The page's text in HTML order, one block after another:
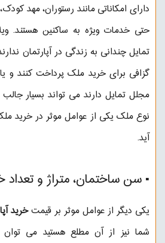
دارای امکاناتی مانند رستوران، مهد
حتی خدمات ویژه به ساکنین هستند.
تمایل چندانی به زندگی در آپارتمان
گزافی برای خرید ملک پرداخت کنند
مجلل تمایل دارند می تواند بسیار
نوع ملک یکی از عوامل موثر در خرید
آید.
▪︎ سن ساختمان، متراژ و
یکی دیگر از عوامل موثر بر قیمتخرید
شما نیز از آن مطلع هستید می